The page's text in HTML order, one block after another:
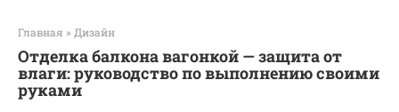
Главная » Дизайн
Отделка балкона вагонкой — защита от
влаги: руководство по выполнению своими
руками